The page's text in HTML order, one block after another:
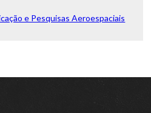
e Pesquisas Aeroespaciais